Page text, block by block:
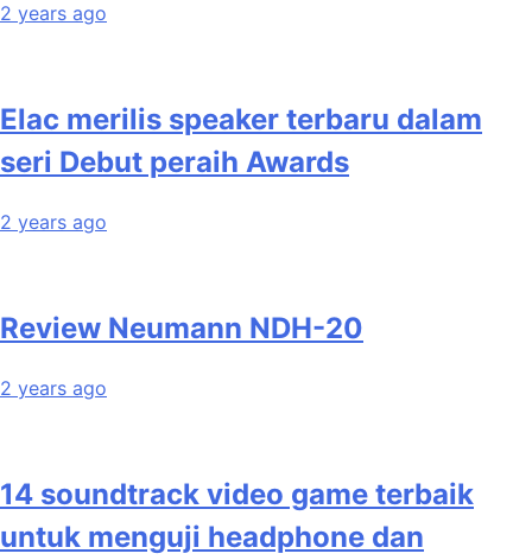
2 years ago
Elac merilis speaker terbaru dalam
seri Debut peraih Awards
2 years ago
Review Neumann NDH-20
2 years ago
14 soundtrack video game terbaik
untuk menguji headphone dan